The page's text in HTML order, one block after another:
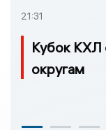
21:31
Кубок КХЛ
округам